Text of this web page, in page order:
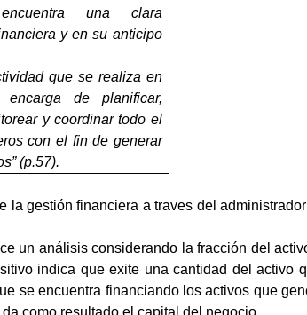
encuentra una clara
y en su anticipo
que se realiza en
de planificar,
y coordinar todo el
con el fin de generar
(p.57).
la gestión financiera a traves del
un análisis considerando la fracción del
indica que exite una cantidad del
se encuentra financiando los activos que
como resultado el capital del negocio.